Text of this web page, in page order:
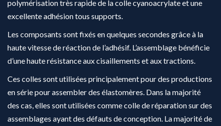
polymérisation très rapide de la colle cyanoacrylate et une
excellente adhésion tous supports.
Les composants sont fixés en quelques secondes grâce à la
haute vitesse de réaction de l’adhésif. L’assemblage bénéficie
d’une haute résistance aux cisaillements et aux tractions.
Ces colles sont utilisées principalement pour des productions
en série pour assembler des élastomères. Dans la majorité
des cas, elles sont utilisées comme colle de réparation sur des
assemblages ayant des défauts de conception. La majorité de